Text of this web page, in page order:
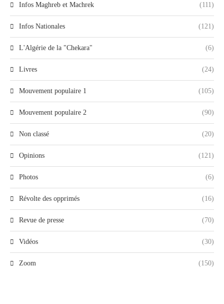
Infos Maghreb et Machrek (111)
Infos Nationales (121)
L'Algérie de la "Chekara" (6)
Livres (24)
Mouvement populaire 1 (105)
Mouvement populaire 2 (90)
Non classé (20)
Opinions (121)
Photos (6)
Révolte des opprimés (16)
Revue de presse (70)
Vidéos (30)
Zoom (150)